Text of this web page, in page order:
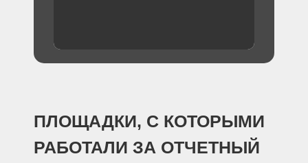
ПЛОЩАДКИ, С КОТОРЫМИ
РАБОТАЛИ ЗА ОТЧЕТНЫЙ